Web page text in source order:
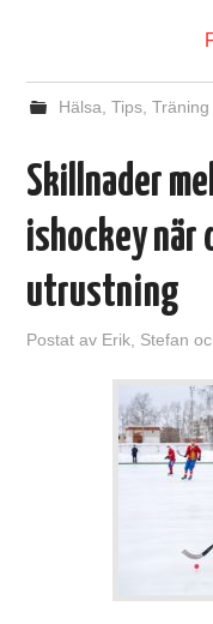
Hälsa Tips, Träning
Skillnader
ishockey när
utrustning
Postatav Erik, Stefan